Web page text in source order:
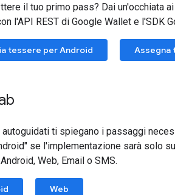
il tuo primo pass? Dai un'occhiata
l'API REST di Google Wallet e l'SDK
tessere per Android Assegna
ti spiegano i passaggi
se l'implementazione sarà solo
Web, Email o SMS.
Web